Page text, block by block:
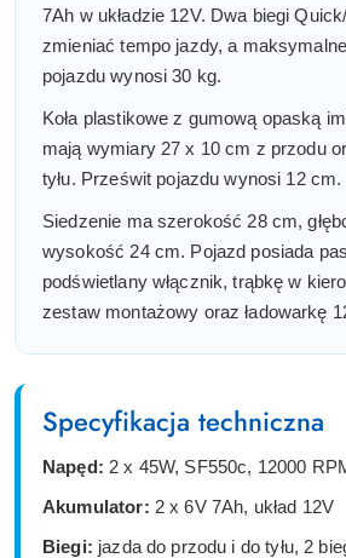
7Ah w układzie 12V. Dwa biegi
zmieniać tempo jazdy, a
pojazdu wynosi 30 kg.
Koła plastikowe z gumową opaską
mają wymiary 27 x 10 cm z przodu
tyłu. Prześwit pojazdu wynosi 12 cm.
Siedzenie ma szerokość 28 cm,
wysokość 24 cm. Pojazd posiada
podświetlany włącznik, trąbkę w
zestaw montażowy oraz ładowarkę
Specyfikacja techniczna
Napęd: 2 x 45W, SF550c, 12000
Akumulator: 2 x 6V 7Ah, układ 12V
Biegi: jazda do przodu i do tyłu, 2